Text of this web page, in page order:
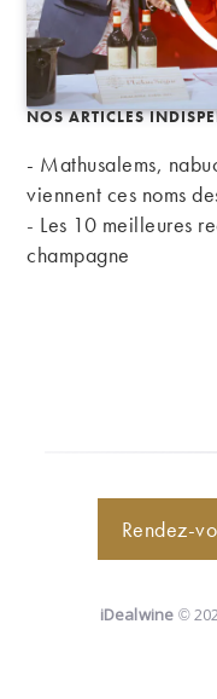
NOS ARTICLES
- Mathusalems,
viennent ces noms
- Les 10 meilleures
champagne
Rendez-
iDealwine ©